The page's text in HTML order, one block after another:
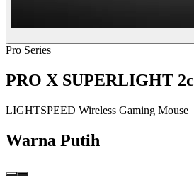
Pro Series
PRO X SUPERLIGHT 2c
LIGHTSPEED Wireless Gaming Mouse
Warna Putih